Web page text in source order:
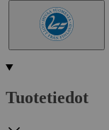
Tuotetiedot